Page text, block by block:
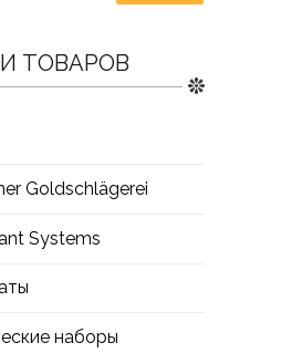
ТОВАРОВ
Goldschlägerei
Systems
наборы